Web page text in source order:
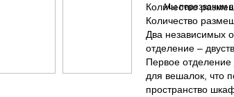
Мы перезвоним в
Количество
Количество
Два независимых
отделение –
Первое
для вешалок, что
пространство